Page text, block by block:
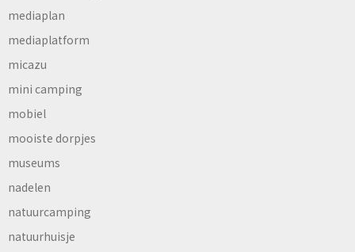
mediaplan
mediaplatform
micazu
mini camping
mobiel
mooiste dorpjes
museums
nadelen
natuurcamping
natuurhuisje